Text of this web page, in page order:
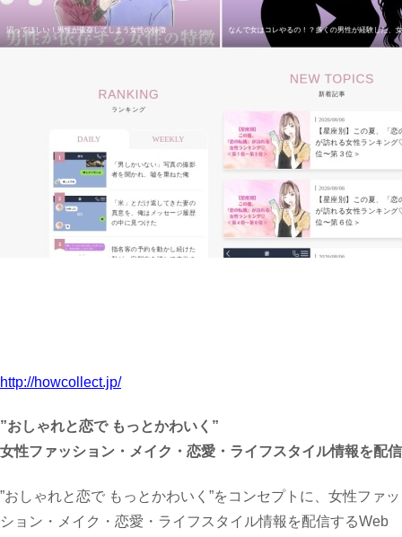
http://howcollect.jp/
”おしゃれと恋で もっとかわいく”
女性ファッション・メイク・恋愛・ライフスタイル情報を配信
”おしゃれと恋で もっとかわいく”をコンセプトに、女性ファッ
ション・メイク・恋愛・ライフスタイル情報を配信するWeb